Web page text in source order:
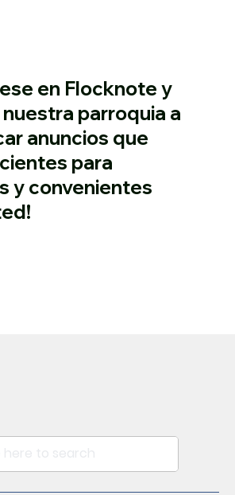
en Flocknote y
parroquia a
anuncios que
para
y convenientes